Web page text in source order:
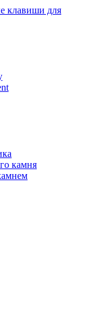
клавиши для
камня